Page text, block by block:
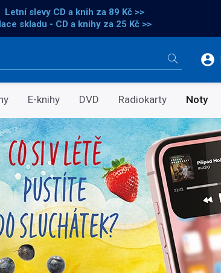
Letní slevy CD a knih za 89 Kč >>
skladu - CD a knihy za 25 Kč >>
E-knihy DVD Radiokarty Noty